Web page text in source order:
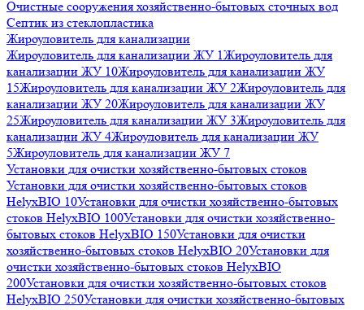
Очистные сооружения хозяйственно-бытовых сточных вод
Септик из стеклопластика
Жироуловитель для канализации
Жироуловитель для канализации ЖУ 1Жироуловитель для
канализации ЖУ 10Жироуловитель для канализации ЖУ
15Жироуловитель для канализации ЖУ 2Жироуловитель для
канализации ЖУ 20Жироуловитель для канализации ЖУ
25Жироуловитель для канализации ЖУ 3Жироуловитель для
канализации ЖУ 4Жироуловитель для канализации ЖУ
5Жироуловитель для канализации ЖУ 7
Установки для очистки хозяйственно-бытовых стоков
Установки для очистки хозяйственно-бытовых стоков
HelyxBIO 10Установки для очистки хозяйственно-бытовых
стоков HelyxBIO 100Установки для очистки хозяйственно-
бытовых стоков HelyxBIO 150Установки для очистки
хозяйственно-бытовых стоков HelyxBIO 20Установки для
очистки хозяйственно-бытовых стоков HelyxBIO
200Установки для очистки хозяйственно-бытовых стоков
HelyxBIO 250Установки для очистки хозяйственно-бытовых